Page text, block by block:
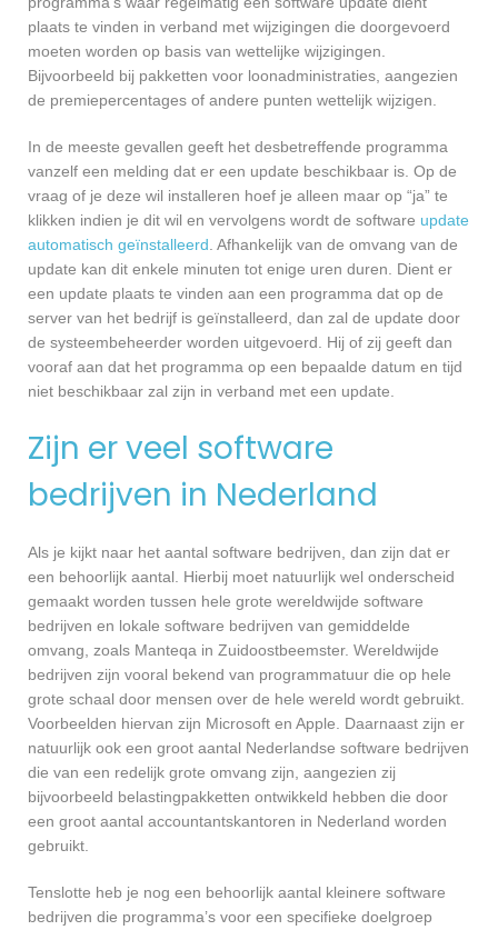
plaats te vinden in verband met wijzigingen die doorgevoerd
moeten worden op basis van wettelijke wijzigingen.
Bijvoorbeeld bij pakketten voor loonadministraties, aangezien
de premiepercentages of andere punten wettelijk wijzigen.
In de meeste gevallen geeft het desbetreffende programma
vanzelf een melding dat er een update beschikbaar is. Op de
vraag of je deze wil installeren hoef je alleen maar op “ja” te
klikken indien je dit wil en vervolgens wordt de software update
automatisch geïnstalleerd. Afhankelijk van de omvang van de
update kan dit enkele minuten tot enige uren duren. Dient er
een update plaats te vinden aan een programma dat op de
server van het bedrijf is geïnstalleerd, dan zal de update door
de systeembeheerder worden uitgevoerd. Hij of zij geeft dan
vooraf aan dat het programma op een bepaalde datum en tijd
niet beschikbaar zal zijn in verband met een update.
Zijn er veel software
bedrijven in Nederland
Als je kijkt naar het aantal software bedrijven, dan zijn dat er
een behoorlijk aantal. Hierbij moet natuurlijk wel onderscheid
gemaakt worden tussen hele grote wereldwijde software
bedrijven en lokale software bedrijven van gemiddelde
omvang, zoals Manteqa in Zuidoostbeemster. Wereldwijde
bedrijven zijn vooral bekend van programmatuur die op hele
grote schaal door mensen over de hele wereld wordt gebruikt.
Voorbeelden hiervan zijn Microsoft en Apple. Daarnaast zijn er
natuurlijk ook een groot aantal Nederlandse software bedrijven
die van een redelijk grote omvang zijn, aangezien zij
bijvoorbeeld belastingpakketten ontwikkeld hebben die door
een groot aantal accountantskantoren in Nederland worden
gebruikt.
Tenslotte heb je nog een behoorlijk aantal kleinere software
bedrijven die programma’s voor een specifieke doelgroep